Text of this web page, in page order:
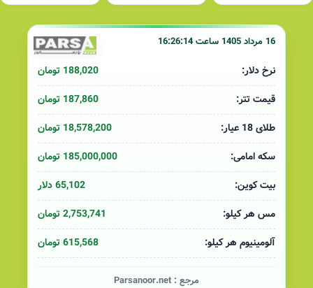
16 مرداد 1405 ساعت 16:26:14
نرخ دلار:
188,020 تومان
قیمت تتر:
187,860 تومان
طلای 18 عیار:
18,578,200 تومان
سکه امامی:
185,000,000 تومان
بیت کوین:
65,102 دلار
مس هر کیلو:
2,753,741 تومان
آلومینیوم هر کیلو:
615,568 تومان
مرجع : Parsanoor.net